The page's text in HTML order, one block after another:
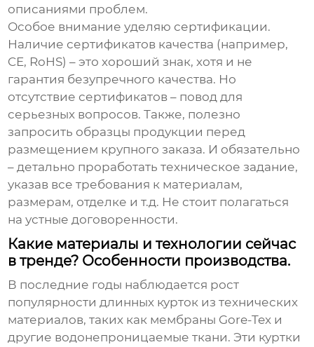
описаниями проблем.
Особое внимание уделяю сертификации.
Наличие сертификатов качества (например,
CE, RoHS) – это хороший знак, хотя и не
гарантия безупречного качества. Но
отсутствие сертификатов – повод для
серьезных вопросов. Также, полезно
запросить образцы продукции перед
размещением крупного заказа. И обязательно
– детально проработать техническое задание,
указав все требования к материалам,
размерам, отделке и т.д. Не стоит полагаться
на устные договоренности.
Какие материалы и технологии сейчас
в тренде? Особенности производства.
В последние годы наблюдается рост
популярностидлинных курток из технических
материалов, таких как мембраны Gore-Tex и
другие водонепроницаемые ткани. Эти куртки